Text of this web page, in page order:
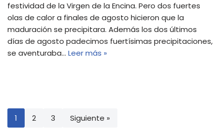
festividad de la Virgen de la Encina. Pero dos fuertes
olas de calor a finales de agosto hicieron que la
maduración se precipitara. Además los dos últimos
días de agosto padecimos fuertísimas precipitaciones,
se aventuraba… Leer más »
1 2 3 Siguiente »